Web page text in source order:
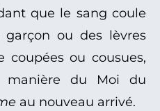
que le sang coule
ou des lèvres
ou cousues,
manière du Moi du
au nouveau arrivé.